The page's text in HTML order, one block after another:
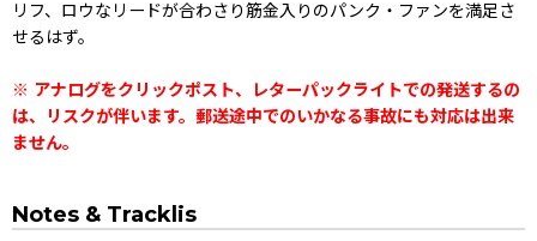
リフ、ロウなリードが合わさり筋金入りのパンク・ファンを満足さ
せるはず。
※ アナログをクリックポスト、レターパックライトでの発送するの
は、リスクが伴います。郵送途中でのいかなる事故にも対応は出来
ません。
Notes & Tracklis